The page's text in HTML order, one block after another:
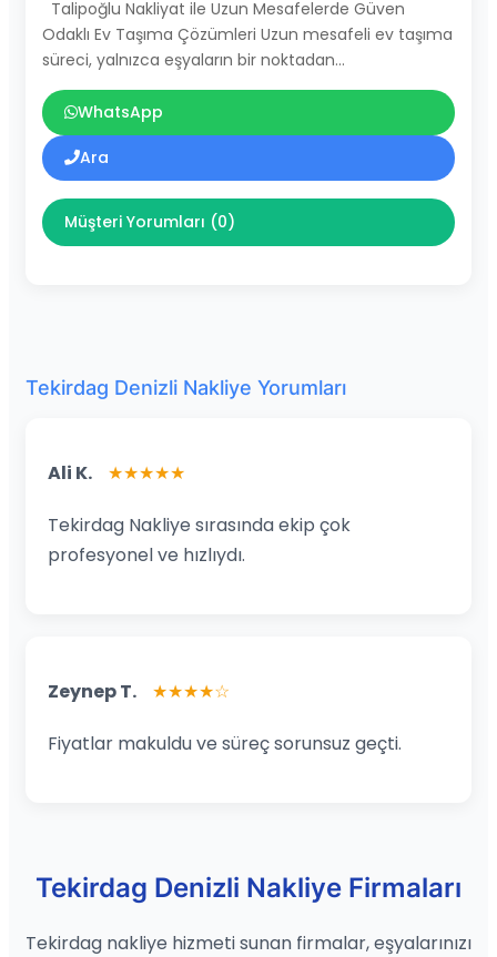
Talipoğlu Nakliyat ile Uzun Mesafelerde Güven
Odaklı Ev Taşıma Çözümleri Uzun mesafeli ev taşıma
süreci, yalnızca eşyaların bir noktadan…
WhatsApp
Ara
Müşteri Yorumları (0)
Tekirdag Denizli Nakliye Yorumları
Ali K. ★★★★★
Tekirdag Nakliye sırasında ekip çok
profesyonel ve hızlıydı.
Zeynep T. ★★★★☆
Fiyatlar makuldu ve süreç sorunsuz geçti.
Tekirdag Denizli Nakliye Firmaları
Tekirdag nakliye hizmeti sunan firmalar, eşyalarınızı